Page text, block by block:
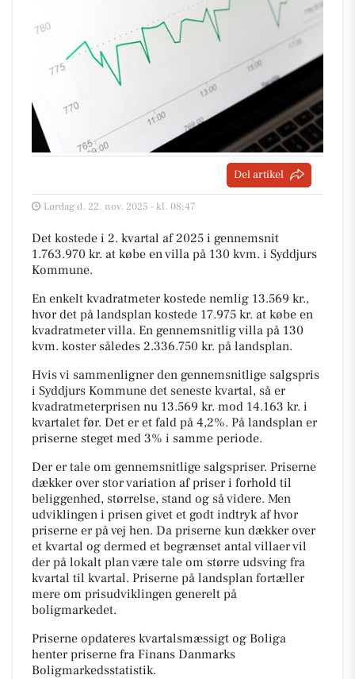
Del artikel
Lørdag d. 22. nov. 2025 - kl. 08:47
Det kostede i 2. kvartal af 2025 i gennemsnit
1.763.970 kr. at købe en villa på 130 kvm. i Syddjurs
Kommune.
En enkelt kvadratmeter kostede nemlig 13.569 kr.,
hvor det på landsplan kostede 17.975 kr. at købe en
kvadratmeter villa. En gennemsnitlig villa på 130
kvm. koster således 2.336.750 kr. på landsplan.
Hvis vi sammenligner den gennemsnitlige salgspris
i Syddjurs Kommune det seneste kvartal, så er
kvadratmeterprisen nu 13.569 kr. mod 14.163 kr. i
kvartalet før. Det er et fald på 4,2%. På landsplan er
priserne steget med 3% i samme periode.
Der er tale om gennemsnitlige salgspriser. Priserne
dækker over stor variation af priser i forhold til
beliggenhed, størrelse, stand og så videre. Men
udviklingen i prisen givet et godt indtryk af hvor
priserne er på vej hen. Da priserne kun dækker over
et kvartal og dermed et begrænset antal villaer vil
der på lokalt plan være tale om større udsving fra
kvartal til kvartal. Priserne på landsplan fortæller
mere om prisudviklingen generelt på
boligmarkedet.
Priserne opdateres kvartalsmæssigt og Boliga
henter priserne fra Finans Danmarks
Boligmarkedsstatistik.